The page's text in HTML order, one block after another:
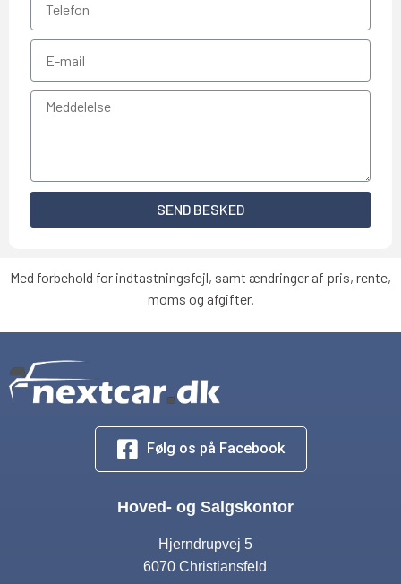
SEND BESKED
Med forbehold for indtastningsfejl, samt ændringer af pris, rente,
moms og afgifter.
Følg os på Facebook
Hoved- og Salgskontor
Hjerndrupvej 5
6070 Christiansfeld